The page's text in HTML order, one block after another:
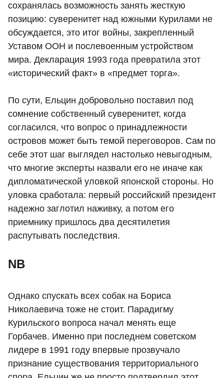
сохранялась возможность занять жесткую
позицию: суверенитет над южными Курилами не
обсуждается, это итог войны, закрепленный
Уставом ООН и послевоенным устройством
мира. Декларация 1993 года превратила этот
«исторический факт» в «предмет торга».
По сути, Ельцин добровольно поставил под
сомнение собственный суверенитет, когда
согласился, что вопрос о принадлежности
островов может быть темой переговоров. Сам по
себе этот шаг выглядел настолько невыгодным,
что многие эксперты назвали его не иначе как
дипломатической уловкой японской стороны. Но
уловка сработала: первый российский президент
надежно заглотил наживку, а потом его
приемнику пришлось два десятилетия
распутывать последствия.
NB
Однако спускать всех собак на Бориса
Николаевича тоже не стоит. Парадигму
Курильского вопроса начал менять еще
Горбачев. Именно при последнем советском
лидере в 1991 году впервые прозвучало
признание существования территориального